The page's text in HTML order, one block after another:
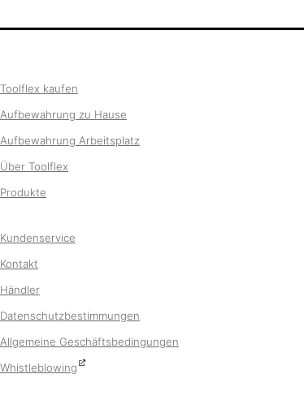
Toolflex kaufen
Aufbewahrung zu Hause
Aufbewahrung Arbeitsplatz
Über Toolflex
Produkte
Kundenservice
Kontakt
Händler
Datenschutzbestimmungen
Allgemeine Geschäftsbedingungen
Whistleblowing